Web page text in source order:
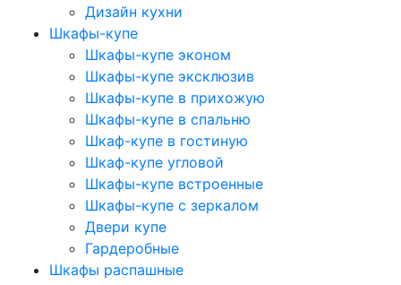
Дизайн кухни
Шкафы-купе
Шкафы-купе эконом
Шкафы-купе эксклюзив
Шкафы-купе в прихожую
Шкафы-купе в спальню
Шкаф-купе в гостиную
Шкаф-купе угловой
Шкафы-купе встроенные
Шкафы-купе с зеркалом
Двери купе
Гардеробные
Шкафы распашные